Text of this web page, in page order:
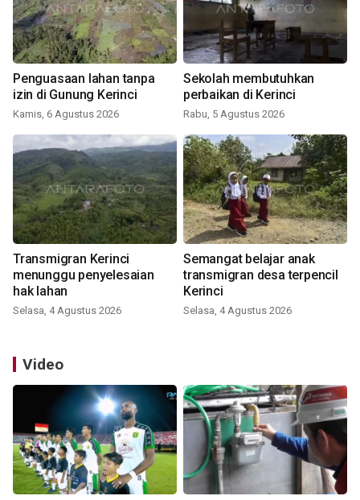
Penguasaan lahan tanpa
izin di Gunung Kerinci
Kamis, 6 Agustus 2026
Sekolah membutuhkan
perbaikan di Kerinci
Rabu, 5 Agustus 2026
Transmigran Kerinci
menunggu penyelesaian
hak lahan
Selasa, 4 Agustus 2026
Semangat belajar anak
transmigran desa terpencil
Kerinci
Selasa, 4 Agustus 2026
Video